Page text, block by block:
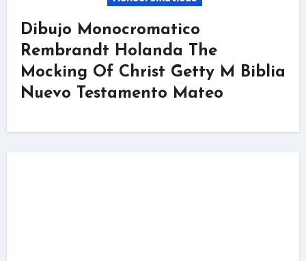
Dibujo Monocromatico
Rembrandt Holanda The
Mocking Of Christ Getty M Biblia
Nuevo Testamento Mateo